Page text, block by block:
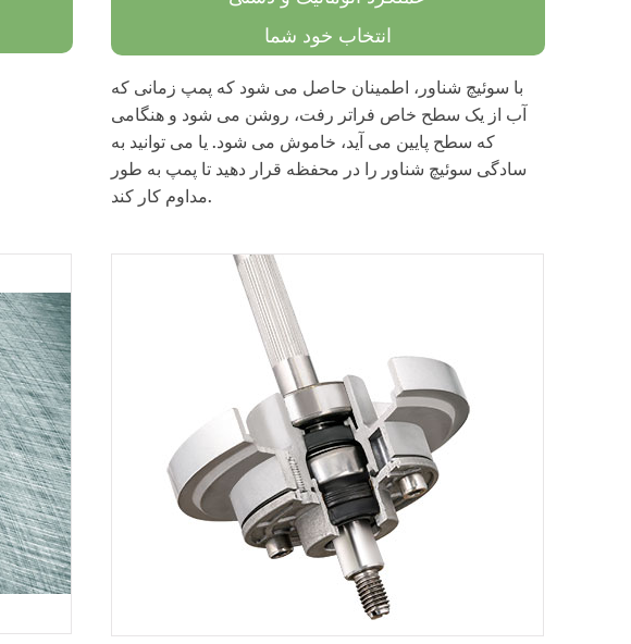
انتخاب خود شما
با سوئیچ شناور، اطمینان حاصل می شود که پمپ زمانی که
آب از یک سطح خاص فراتر رفت، روشن می شود و هنگامی
که سطح پایین می آید، خاموش می شود. یا می توانید به
سادگی سوئیچ شناور را در محفظه قرار دهید تا پمپ به طور
مداوم کار کند.